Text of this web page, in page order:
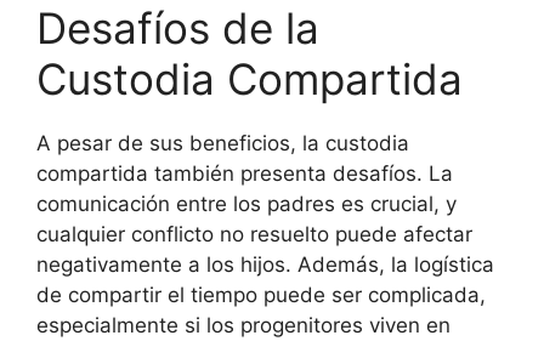
Desafíos de la
Custodia Compartida
A pesar de sus beneficios, la custodia
compartida también presenta desafíos. La
comunicación entre los padres es crucial, y
cualquier conflicto no resuelto puede afectar
negativamente a los hijos. Además, la logística
de compartir el tiempo puede ser complicada,
especialmente si los progenitores viven en